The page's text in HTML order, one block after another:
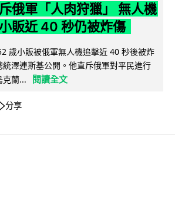
俄軍「人肉狩獵」 無人機
販近 40 秒仍被炸傷
歲小販被俄軍無人機追擊近 40 秒後被炸
澤連斯基公開。他直斥俄軍對平民進行
克蘭...
閱讀全文
分享